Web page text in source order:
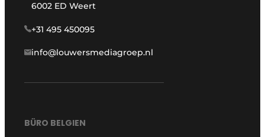
6002 ED Weert
+31 495 450095
info@louwersmediagroep.nl
BÜRO BELGIEN